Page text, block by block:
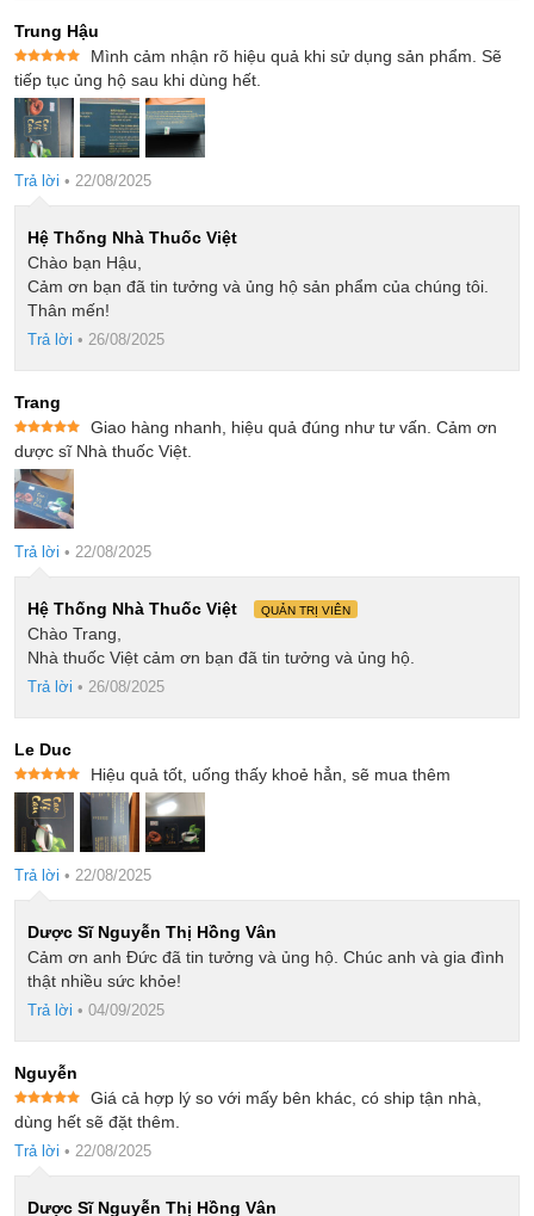
Trung Hậu
Được xếp
hạng55
sao
Mình cảm nhận rõ hiệu quả khi sử dụng sản phẩm. Sẽ
tiếp tục ủng hộ sau khi dùng hết.
Trả lời • 22/08/2025
Hệ Thống Nhà Thuốc Việt
Chào bạn Hậu,
Cảm ơn bạn đã tin tưởng và ủng hộ sản phẩm của chúng tôi.
Thân mến!
Trả lời • 26/08/2025
Trang
Được xếp
hạng5 5
sao
Giao hàng nhanh, hiệu quả đúng như tư vấn. Cảm ơn
dược sĩ Nhà thuốc Việt.
Trả lời • 22/08/2025
Hệ Thống Nhà Thuốc Việt QUẢN TRỊ VIÊN
Chào Trang,
Nhà thuốc Việt cảm ơn bạn đã tin tưởng và ủng hộ.
Trả lời • 26/08/2025
Le Duc
Được xếp
hạng55
sao
Hiệu quả tốt, uống thấy khoẻ hẳn, sẽ mua thêm
Trả lời • 22/08/2025
Dược Sĩ Nguyễn Thị Hồng Vân
Cảm ơn anh Đức đã tin tưởng và ủng hộ. Chúc anh và gia đình
thật nhiều sức khỏe!
Trả lời • 04/09/2025
Nguyễn
Được xếp
hạng5 5
sao
Giá cả hợp lý so với mấy bên khác, có ship tận nhà,
dùng hết sẽ đặt thêm.
Trả lời • 22/08/2025
Dược Sĩ Nguyễn Thị Hồng Vân